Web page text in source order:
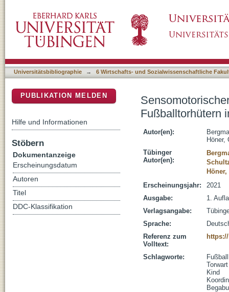
Adoleszenz (U11-U15) : Testmanual
Universitätsbibliographie → 6 Wirtschafts- und Sozialwissenschaftliche
Fußballtorhütern
Autor(en):
Höner,
Tübinger
Autor(en):
Erscheinungsjahr:
2021
Ausgabe:
1.
Verlagsangabe:
Sprache:
Referenz zum
Volltext:
Schlagworte:
Fußball
Torwart
Kind
PUBLIKATION MELDEN
Hilfe und Informationen
Stöbern
Dokumentanzeige
Erscheinungsdatum
Autoren
Titel
DDC-Klassifikation